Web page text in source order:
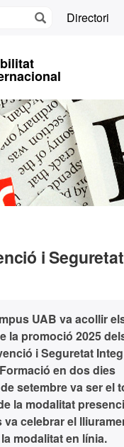
Directori
i Seguretat
UAB va acollir
la promoció 2025
i Seguretat
en dos dies
setembre va ser el
la modalitat
va celebrar el
modalitat en línia.